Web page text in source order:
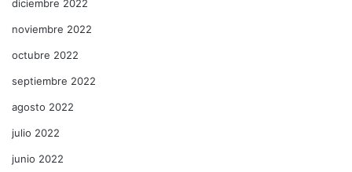
diciembre 2022
noviembre 2022
octubre 2022
septiembre 2022
agosto 2022
julio 2022
junio 2022